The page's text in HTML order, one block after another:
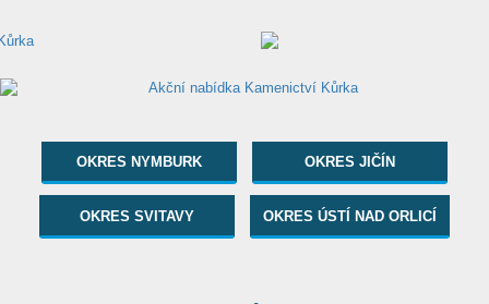
OKRES NYMBURK OKRES JIČÍN
OKRES SVITAVY OKRES ÚSTÍ NAD ORLICÍ